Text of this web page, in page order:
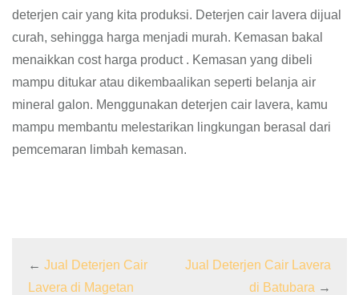
deterjen cair yang kita produksi. Deterjen cair lavera dijual
curah, sehingga harga menjadi murah. Kemasan bakal
menaikkan cost harga product . Kemasan yang dibeli
mampu ditukar atau dikembaalikan seperti belanja air
mineral galon. Menggunakan deterjen cair lavera, kamu
mampu membantu melestarikan lingkungan berasal dari
pemcemaran limbah kemasan.
← Jual Deterjen Cair
Lavera di Magetan
Jual Deterjen Cair Lavera
di Batubara →